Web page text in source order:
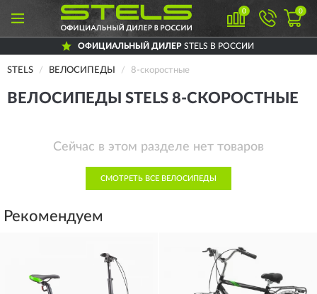
0 0
ОФИЦИАЛЬНЫЙ ДИЛЕР STELS В РОССИИ
STELS ВЕЛОСИПЕДЫ 8-скоростные
ВЕЛОСИПЕДЫ STELS 8-СКОРОСТНЫЕ
Сейчас в этом разделе нет товаров
СМОТРЕТЬ ВСЕ ВЕЛОСИПЕДЫ
Рекомендуем